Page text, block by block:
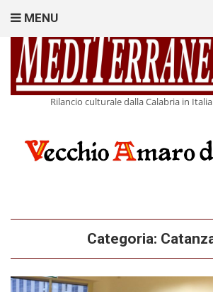
Rilancio culturale dalla Calabria in
MENU
Categoria: